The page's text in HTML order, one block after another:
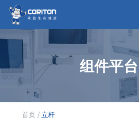
组件平台
首页/ 立杆